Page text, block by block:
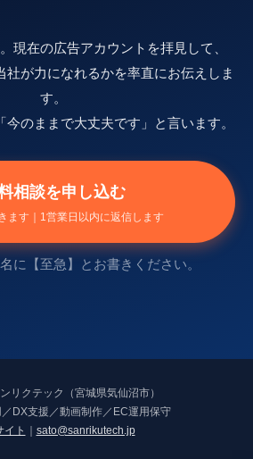
現在の広告アカウントを拝見して、
社が力になれるかを率直にお伝えしま
す。
のままで大丈夫です」と言います。
相談を申し込む
ます｜1営業日以内に返信します
に【至急】とお書きください。
リクテック（宮城県気仙沼市）
DX支援／動画制作／EC運用保守
イト
sato@sanrikutech.jp